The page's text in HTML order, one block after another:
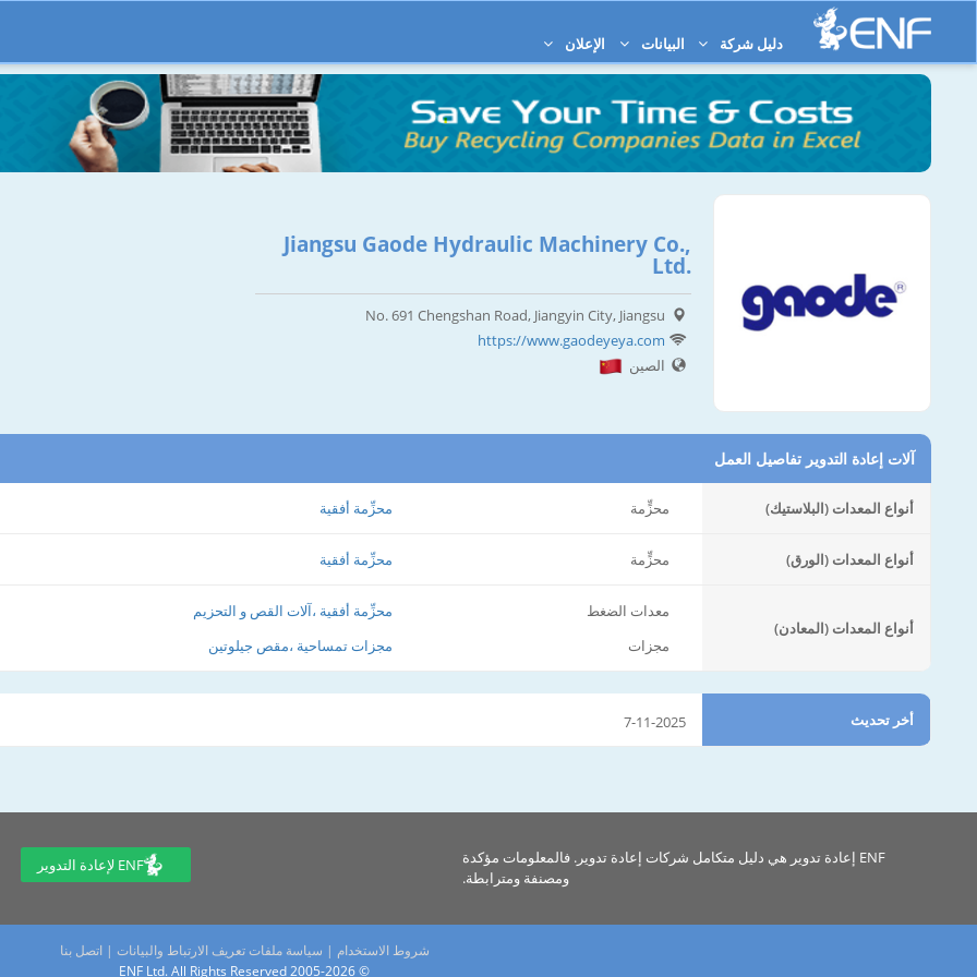
دليل شركة البيانات الإعلان
Jiangsu Gaode Hydraulic Machinery Co.,
Ltd.
No. 691 Chengshan Road, Jiangyin City, Jiangsu
https://www.gaodeyeya.com
الصين
آلات إعادة التدوير تفاصيل العمل
أنواع المعدات (البلاستيك) محزٍّمة محزِّمة أفقية
أنواع المعدات (الورق) محزٍّمة محزِّمة أفقية
أنواع المعدات (المعادن)
معدات الضغط
محزِّمة أفقية ،آلات القص و التحزيم
مجزات
مجزات تمساحية ،مقص جيلوتين
أخر تحديث 7-11-2025
ENF إعادة تدوير هي دليل متكامل شركات إعادة تدوير. فالمعلومات مؤكدة
ومصنفة ومترابطة.
ENF لإعادة التدوير
شروط الاستخدام | سياسة ملفات تعريف الارتباط والبيانات |اتصل بنا
© 2005-2026 ENF Ltd. All Rights Reserved